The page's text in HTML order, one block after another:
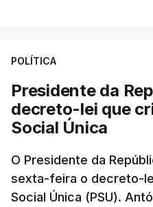
POLÍTICA
Presidente da
decreto-lei que
Social Única
O Presidente da
sexta-feira o decreto-
Social Única (PSU).